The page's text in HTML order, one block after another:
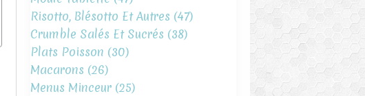
Risotto, Blésotto Et Autres (47)
Crumble Salés Et Sucrés (38)
Plats Poisson (30)
Macarons (26)
Menus Minceur (25)